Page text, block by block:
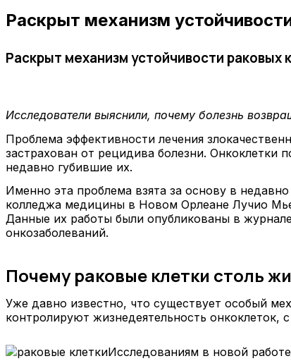
Раскрыт механизм
Раскрыт механизм устойчивости раковых
Исследователи выяснили, почему болезнь
Проблема эффективности лечения
застрахован от рецидива болезни. Онкоклетки
недавно губившие их.
Именно эта проблема взята за основу в
колледжа медицины в Новом Орлеане Лучио
Данные их работы были опубликованы в
онкозаболеваний.
Почему раковые клетки столь
Уже давно известно, что существует особый
контролируют жизнедеятельность онкоклеток,
Исследованиям в новой